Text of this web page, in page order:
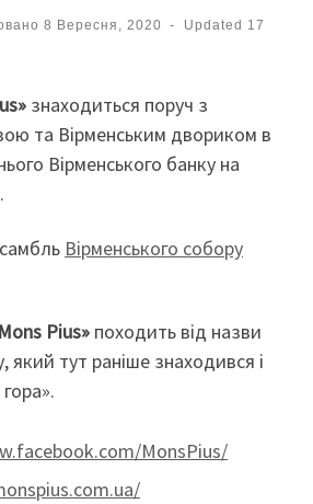
8 Вересня, 2020 - Updated 17
знаходиться поруч з
та Вірменським двориком в
Вірменського банку на
Вірменського собору
Mons Pius» походить від назви
який тут раніше знаходився і
MonsPius/